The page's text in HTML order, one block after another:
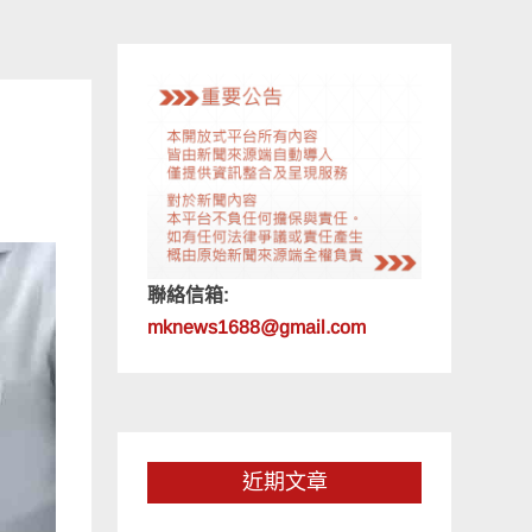
聯絡信箱:
mknews1688@gmail.com
近期文章